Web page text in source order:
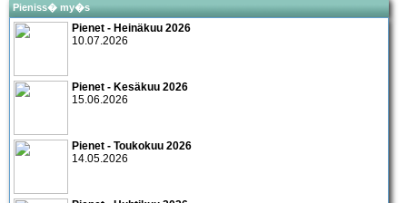
Pieniss� my�s
Pienet - Heinäkuu 2026
10.07.2026
Pienet - Kesäkuu 2026
15.06.2026
Pienet - Toukokuu 2026
14.05.2026